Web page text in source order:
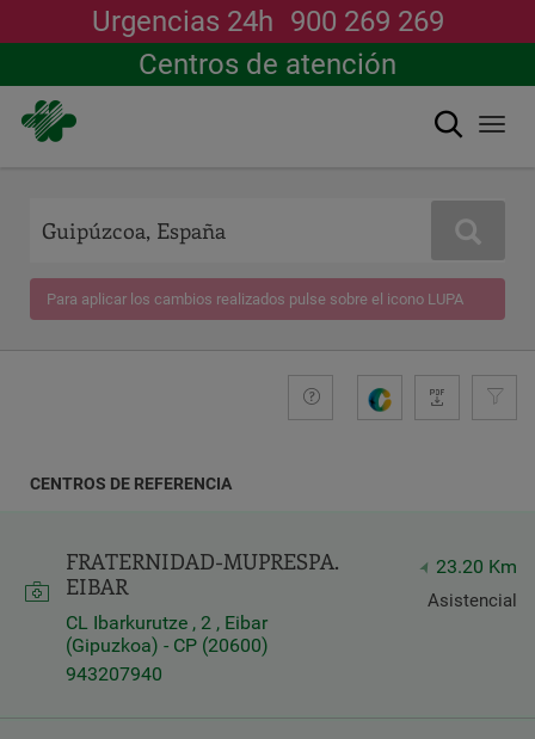
contenido
principal
Urgencias 24h 900 269 269
Centros de atención
Buscar
Buscar
Para aplicar los cambios realizados pulse sobre el icono LUPA
G
+compromiso
Guide
Latitud
Longitud
CENTROS DE REFERENCIA
FRATERNIDAD-MUPRESPA.
EIBAR
CL Ibarkurutze , 2 , Eibar
(Gipuzkoa) - CP (20600)
943207940
23.20 Km
Asistencial